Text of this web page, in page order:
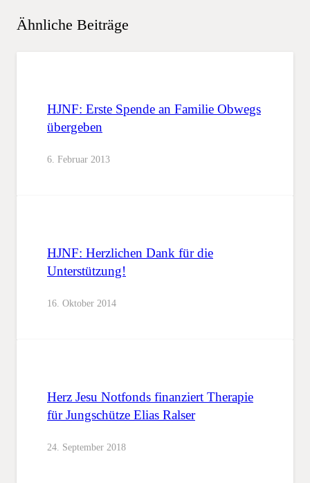
Ähnliche Beiträge
HJNF: Erste Spende an Familie Obwegs
übergeben
6. Februar 2013
HJNF: Herzlichen Dank für die
Unterstützung!
16. Oktober 2014
Herz Jesu Notfonds finanziert Therapie
für Jungschütze Elias Ralser
24. September 2018